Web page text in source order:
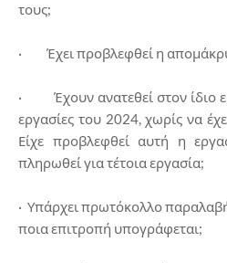
τους;
· Έχει προβλεφθεί η
· Έχουν ανατεθεί στον ίδιο
εργασίες του 2024, χωρίς να
Είχε προβλεφθεί αυτή η
πληρωθεί για τέτοια εργασία;
· Υπάρχει πρωτόκολλο
ποια επιτροπή υπογράφεται;